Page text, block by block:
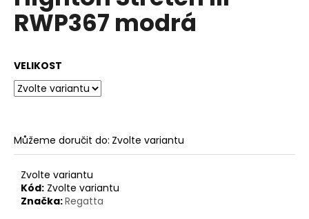
RWP367 modrá
VELIKOST
Můžeme doručit do: Zvolte variantu
Zvolte variantu
Kód: Zvolte variantu
Značka:Regatta
HLEDAT
D
o
r
u
č
u